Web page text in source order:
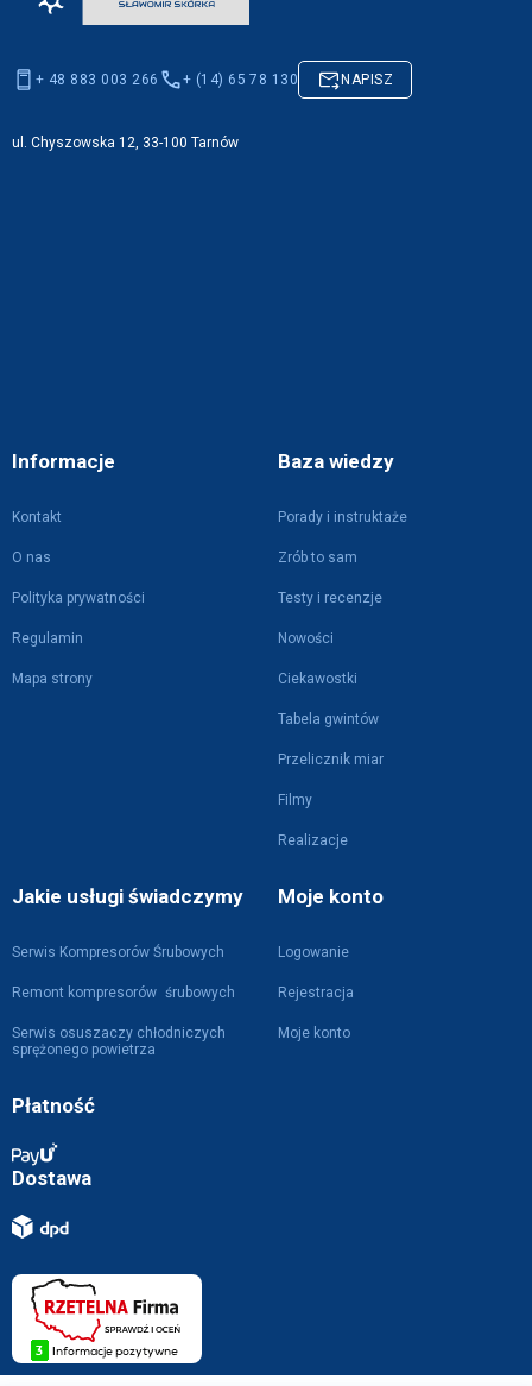
Informacje
Kontakt
O nas
Polityka prywatności
Regulamin
Mapa strony
Baza wiedzy
Porady i instruktaże
Zrób to sam
Testy i recenzje
Nowości
Ciekawostki
Tabela gwintów
Przelicznik miar
Filmy
Realizacje
Jakie usługi świadczymy
Serwis Kompresorów Śrubowych
Remont kompresorów śrubowych
Serwis osuszaczy chłodniczych
sprężonego powietrza
Moje konto
Logowanie
Rejestracja
Moje konto
Płatność
Dostawa
+ 48 883 003 266 + (14) 65 78 130 NAPISZ
ul. Chyszowska 12, 33-100 Tarnów